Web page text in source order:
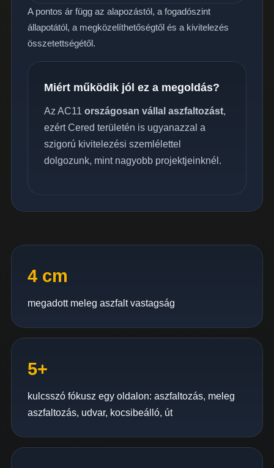
A pontos ár függ az alapozástól, a fogadószint
állapotától, a megközelíthetőségtől és a kivitelezés
összetettségétől.
Miért működik jól ez a megoldás?
Az AC11 országosan vállal aszfaltozást,
ezért Cered területén is ugyanazzal a
szigorú kivitelezési szemlélettel
dolgozunk, mint nagyobb projektjeinknél.
4 cm
megadott meleg aszfalt vastagság
5+
kulcsszó fókusz egy oldalon: aszfaltozás, meleg
aszfaltozás, udvar, kocsibeálló, út